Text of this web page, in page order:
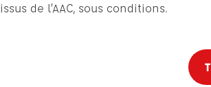
issus de l’AAC, sous conditions.